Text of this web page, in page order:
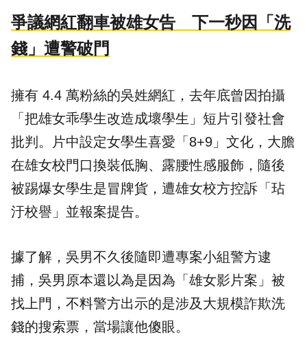
爭議網紅翻車被雄女告 下一秒因「洗
錢」遭警破門
擁有 4.4 萬粉絲的吳姓網紅，去年底曾因拍攝
「把雄女乖學生改造成壞學生」短片引發社會
批判。片中設定女學生喜愛「8+9」文化，大膽
在雄女校門口換裝低胸、露腰性感服飾，隨後
被踢爆女學生是冒牌貨，遭雄女校方控訴「玷
汙校譽」並報案提告。
據了解，吳男不久後隨即遭專案小組警方逮
捕，吳男原本還以為是因為「雄女影片案」被
找上門，不料警方出示的是涉及大規模詐欺洗
錢的搜索票，當場讓他傻眼。